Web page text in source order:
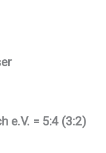
e.V. = 5:4 (3:2)